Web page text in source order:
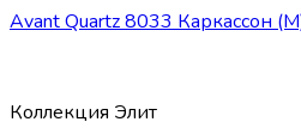
Avant Quartz 8033 Каркассон
Коллекция Элит